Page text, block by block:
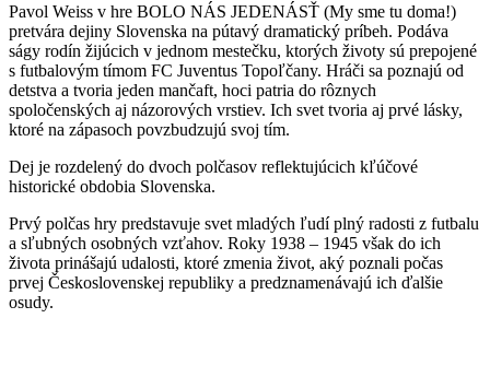
Pavol Weiss v hre BOLO NÁS JEDENÁSŤ (My sme tu doma!)
pretvára dejiny Slovenska na pútavý dramatický príbeh. Podáva
ságy rodín žijúcich v jednom mestečku, ktorých životy sú prepojené
s futbalovým tímom FC Juventus Topoľčany. Hráči sa poznajú od
detstva a tvoria jeden mančaft, hoci patria do rôznych
spoločenských aj názorových vrstiev. Ich svet tvoria aj prvé lásky,
ktoré na zápasoch povzbudzujú svoj tím.
Dej je rozdelený do dvoch polčasov reflektujúcich kľúčové
historické obdobia Slovenska.
Prvý polčas hry predstavuje svet mladých ľudí plný radosti z futbalu
a sľubných osobných vzťahov. Roky 1938 – 1945 však do ich
života prinášajú udalosti, ktoré zmenia život, aký poznali počas
prvej Československej republiky a predznamenávajú ich ďalšie
osudy.